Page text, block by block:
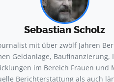
Sebastian Scholz
mit über zwölf Jahren
Geldanlage,
im Bereich Frauen und
Berichterstattung als auch